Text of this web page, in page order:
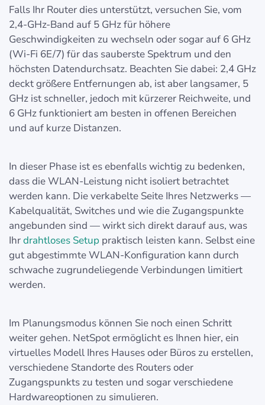
Falls Ihr Router dies unterstützt, versuchen Sie, vom
2,4-GHz-Band auf 5 GHz für höhere
Geschwindigkeiten zu wechseln oder sogar auf 6 GHz
(Wi-Fi 6E/7) für das sauberste Spektrum und den
höchsten Datendurchsatz. Beachten Sie dabei: 2,4 GHz
deckt größere Entfernungen ab, ist aber langsamer, 5
GHz ist schneller, jedoch mit kürzerer Reichweite, und
6 GHz funktioniert am besten in offenen Bereichen
und auf kurze Distanzen.
In dieser Phase ist es ebenfalls wichtig zu bedenken,
dass die WLAN-Leistung nicht isoliert betrachtet
werden kann. Die verkabelte Seite Ihres Netzwerks —
Kabelqualität, Switches und wie die Zugangspunkte
angebunden sind — wirkt sich direkt darauf aus, was
Ihrdrahtloses Setup praktisch leisten kann. Selbst eine
gut abgestimmte WLAN-Konfiguration kann durch
schwache zugrundeliegende Verbindungen limitiert
werden.
Im Planungsmodus können Sie noch einen Schritt
weiter gehen. NetSpot ermöglicht es Ihnen hier, ein
virtuelles Modell Ihres Hauses oder Büros zu erstellen,
verschiedene Standorte des Routers oder
Zugangspunkts zu testen und sogar verschiedene
Hardwareoptionen zu simulieren.